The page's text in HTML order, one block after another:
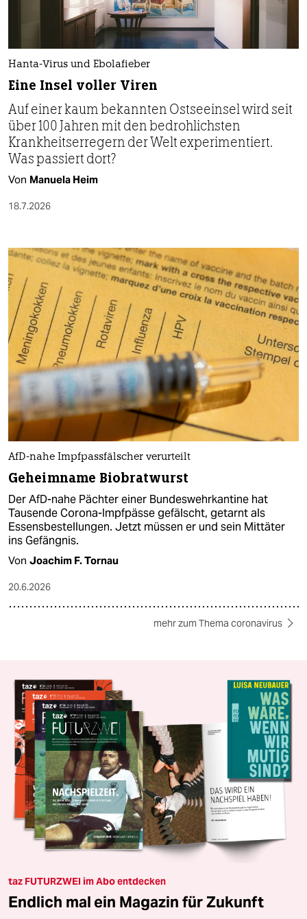
Hanta-Virus und Ebolafieber
Eine Insel voller Viren
Auf einer kaum bekannten Ostseeinsel wird seit
über 100 Jahren mit den bedrohlichsten
Krankheitserregern der Welt experimentiert.
Was passiert dort?
Von Manuela Heim
18.7.2026
AfD-nahe Impfpassfälscher verurteilt
Geheimname Biobratwurst
Der AfD-nahe Pächter einer Bundeswehrkantine hat
Tausende Corona-Impfpässe gefälscht, getarnt als
Essensbestellungen. Jetzt müssen er und sein Mittäter
ins Gefängnis.
Von Joachim F. Tornau
20.6.2026
mehr zum Thema coronavirus
taz FUTURZWEI im Abo entdecken
Endlich mal ein Magazin für Zukunft